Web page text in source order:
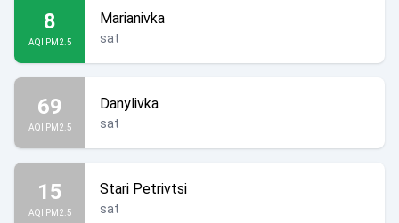
8
AQI PM2.5
Marianivka
sat
69
AQI PM2.5
Danylivka
sat
15
AQI PM2.5
Stari Petrivtsi
sat